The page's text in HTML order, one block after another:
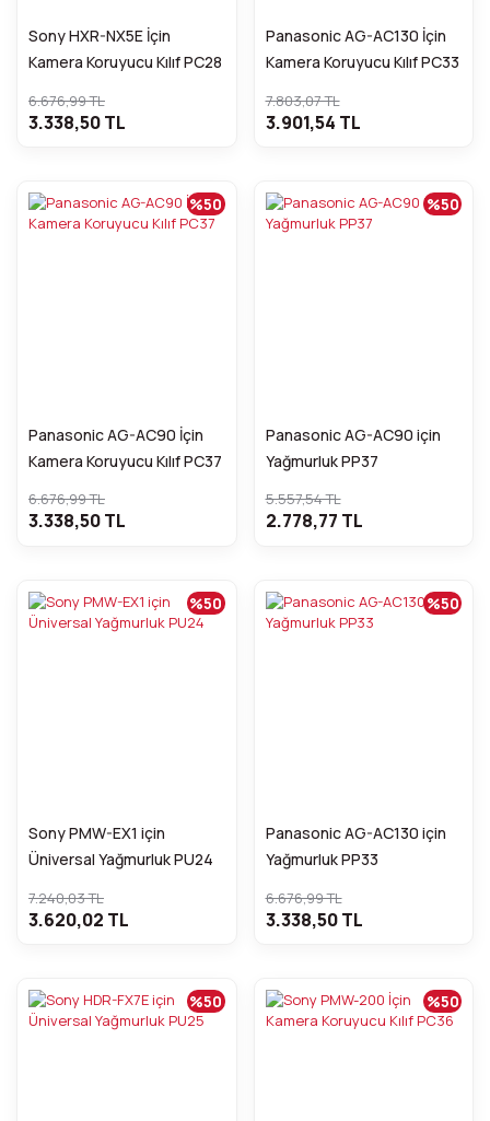
Sony HXR-NX5E İçin
Kamera Koruyucu Kılıf PC28
6.676,99 TL
3.338,50 TL
Panasonic AG-AC130 İçin
Kamera Koruyucu Kılıf PC33
7.803,07 TL
3.901,54 TL
Panasonic AG-AC90 İçin
Kamera Koruyucu Kılıf PC37
%50
6.676,99 TL
3.338,50 TL
Panasonic AG-AC90 için
Yağmurluk PP37
%50
5.557,54 TL
2.778,77 TL
Sony PMW-EX1 için
Üniversal Yağmurluk PU24
%50
7.240,03 TL
3.620,02 TL
Panasonic AG-AC130 için
Yağmurluk PP33
%50
6.676,99 TL
3.338,50 TL
%50 %50